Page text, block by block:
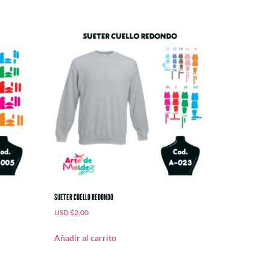
SUETER CUELLO REDONDO
USD $2,00
Añadir al carrito